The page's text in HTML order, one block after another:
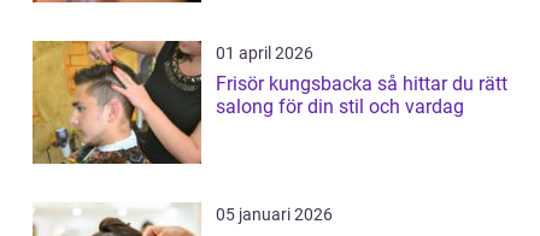
01 april 2026
Frisör kungsbacka så hittar du rätt
salong för din stil och vardag
05 januari 2026